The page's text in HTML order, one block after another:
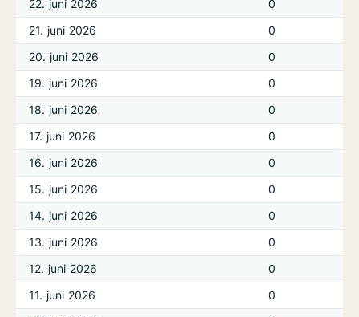
22. juni 2026
0
21. juni 2026
0
20. juni 2026
0
19. juni 2026
0
18. juni 2026
0
17. juni 2026
0
16. juni 2026
0
15. juni 2026
0
14. juni 2026
0
13. juni 2026
0
12. juni 2026
0
11. juni 2026
0